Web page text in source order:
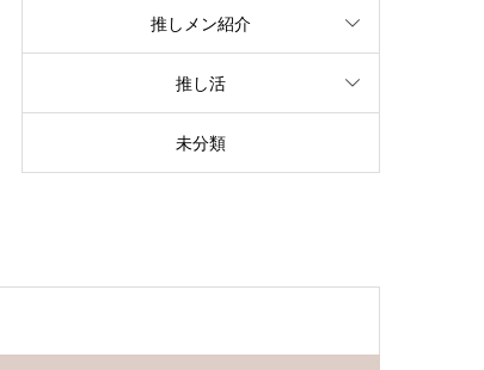
推しメン紹介
推し活
未分類